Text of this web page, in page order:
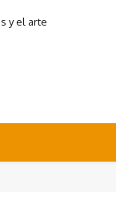
y el arte